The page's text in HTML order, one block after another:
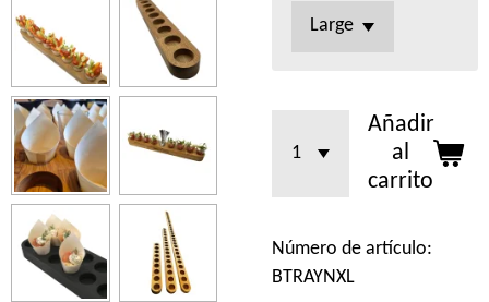
Añadir
al
carrito
Número de artículo:
BTRAYNXL